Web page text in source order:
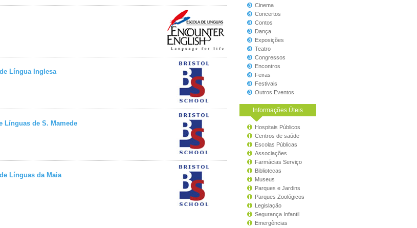
Cinema
Concertos
Contos
Dança
Exposições
Teatro
Congressos
Encontros
Feiras
Festivais
Outros Eventos
Informações Úteis
Hospitais Públicos
Centros de saúde
Escolas Públicas
Associações
Farmácias Serviço
Bibliotecas
Museus
Parques e Jardins
Parques Zoológicos
Legislação
Segurança Infantil
Emergências
Língua Inglesa
Línguas de S. Mamede
Línguas da Maia